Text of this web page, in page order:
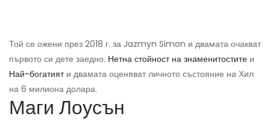
Той се ожени през 2018 г. за Jazmyn Simon и двамата очакват
първото си дете заедно. Нетна стойност на знаменитостите и
Най-богатияти двамата оценяват личното състояние на Хил
на 6 милиона долара.
Маги Лоусън